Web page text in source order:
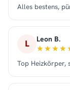
Alles bestens,
L Leon B.
Top Heizkörper,